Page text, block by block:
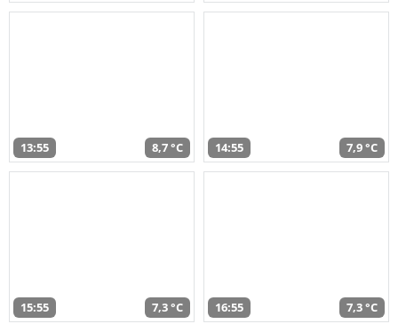
13:55 8,7 °C 14:55 7,9 °C
15:55 7,3 °C 16:55 7,3 °C